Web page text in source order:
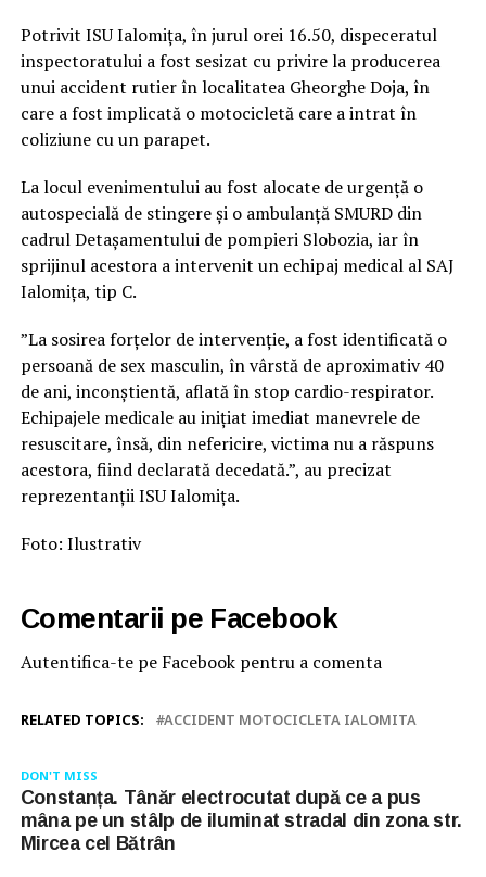
Potrivit ISU Ialomița, în jurul orei 16.50, dispeceratul
inspectoratului a fost sesizat cu privire la producerea
unui accident rutier în localitatea Gheorghe Doja, în
care a fost implicată o motocicletă care a intrat în
coliziune cu un parapet.
La locul evenimentului au fost alocate de urgență o
autospecială de stingere și o ambulanță SMURD din
cadrul Detașamentului de pompieri Slobozia, iar în
sprijinul acestora a intervenit un echipaj medical al SAJ
Ialomița, tip C.
”La sosirea forțelor de intervenție, a fost identificată o
persoană de sex masculin, în vârstă de aproximativ 40
de ani, inconștientă, aflată în stop cardio-respirator.
Echipajele medicale au inițiat imediat manevrele de
resuscitare, însă, din nefericire, victima nu a răspuns
acestora, fiind declarată decedată.”, au precizat
reprezentanții ISU Ialomița.
Foto: Ilustrativ
Comentarii pe Facebook
Autentifica-te pe Facebook pentru a comenta
RELATED TOPICS: ACCIDENT MOTOCICLETA IALOMITA
DON'T MISS
Constanța. Tânăr electrocutat după ce a pus
mâna pe un stâlp de iluminat stradal din zona str.
Mircea cel Bătrân